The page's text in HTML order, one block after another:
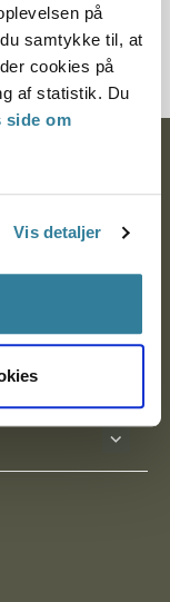
på
samtykke til, at
cookies på
af statistik. Du
side om
Vis detaljer